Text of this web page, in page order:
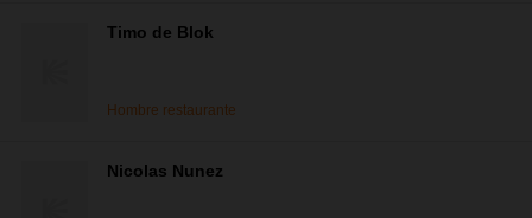
Timo de Blok
Hombre restaurante
Nicolas Nunez